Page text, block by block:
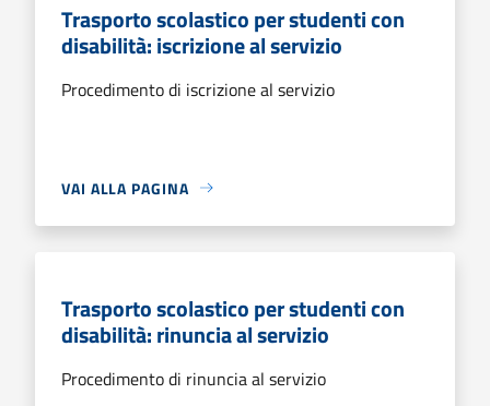
Trasporto scolastico per studenti con
disabilità: iscrizione al servizio
Procedimento di iscrizione al servizio
VAI ALLA PAGINA
Trasporto scolastico per studenti con
disabilità: rinuncia al servizio
Procedimento di rinuncia al servizio